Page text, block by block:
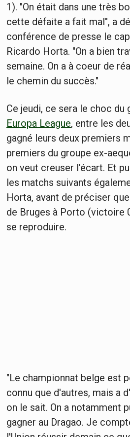
1). "On était dans une très
cette défaite a fait mal", a
conférence de presse le
Ricardo Horta. "On a bien
semaine. On a à coeur de
le chemin du succès."
Ce jeudi, ce sera le choc du
Europa League, entre les
gagné leurs deux premiers
premiers du groupe ex-
on veut creuser l'écart. Et
les matchs suivants
Horta, avant de préciser
de Bruges à Porto (victoire
se reproduire.
"Le championnat belge est
connu que d'autres, mais a
on le sait. On a notamment
gagner au Dragao. Je